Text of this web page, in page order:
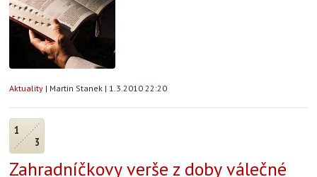
Aktuality | Martin Stanek | 1.3.2010 22:20
1
3
Zahradníčkovy verše z doby válečné